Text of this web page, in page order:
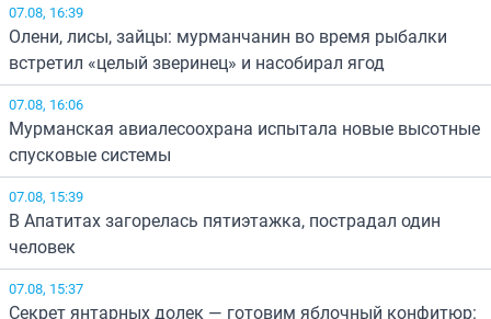
07.08, 16:39
Олени, лисы, зайцы: мурманчанин во время рыбалки
встретил «целый зверинец» и насобирал ягод
07.08, 16:06
Мурманская авиалесоохрана испытала новые высотные
спусковые системы
07.08, 15:39
В Апатитах загорелась пятиэтажка, пострадал один
человек
07.08, 15:37
Секрет янтарных долек — готовим яблочный конфитюр: